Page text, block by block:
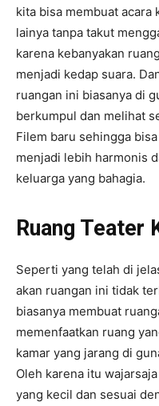
kita bisa membuat acara
lainya tanpa takut
karena kebanyakan
menjadi kedap suara.
ruangan ini biasanya di
berkumpul dan melihat
Filem baru sehingga
menjadi lebih harmonis
keluarga yang bahagia.
Ruang Teater
Seperti yang telah di
akan ruangan ini tidak
biasanya membuat
memenfaatkan ruang
kamar yang jarang di
Oleh karena itu
yang kecil dan sesuai